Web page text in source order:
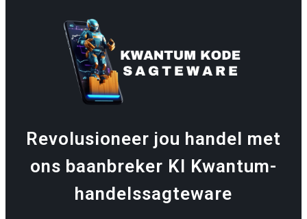
Revolusioneer jou handel met
ons baanbreker KI Kwantum-
handelssagteware